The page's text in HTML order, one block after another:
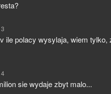
ile polacy wysylaja, wiem
sie wydaje zbyt malo...